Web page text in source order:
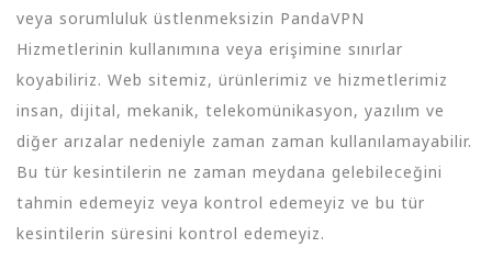
veya sorumluluk üstlenmeksizin PandaVPN
Hizmetlerinin kullanımına veya erişimine sınırlar
koyabiliriz. Web sitemiz, ürünlerimiz ve hizmetlerimiz
insan, dijital, mekanik, telekomünikasyon, yazılım ve
diğer arızalar nedeniyle zaman zaman kullanılamayabilir.
Bu tür kesintilerin ne zaman meydana gelebileceğini
tahmin edemeyiz veya kontrol edemeyiz ve bu tür
kesintilerin süresini kontrol edemeyiz.